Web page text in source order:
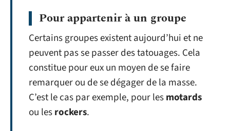
Pour appartenir à un groupe
Certains groupes existent aujourd’hui et ne
peuvent pas se passer des tatouages. Cela
constitue pour eux un moyen de se faire
remarquer ou de se dégager de la masse.
C’est le cas par exemple, pour lesmotards
ou lesrockers.